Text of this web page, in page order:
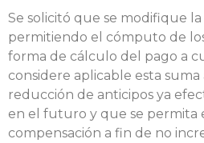
Se solicitó que se modifique
permitiendo el cómputo de
forma de cálculo del pago a
considere aplicable esta suma
reducción de anticipos ya
en el futuro y que se permita
compensación a fin de no